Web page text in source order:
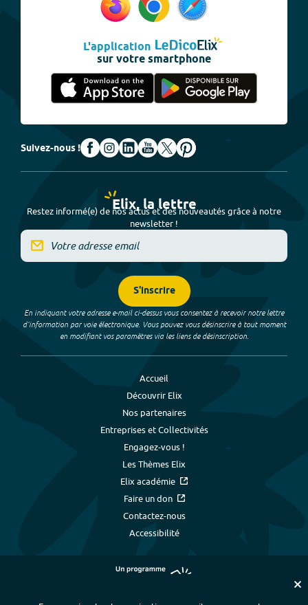
L'application
sur votre smartphone
Suivez-nous !
Elix, la lettre
Restez informé(e) de nos actus et des nouveautés grâce à notre
newsletter !
S'inscrire
En indiquant votre adresse e-mail ci-dessus vous consentez à recevoir notre lettre
d’information par voie électronique. Vous pouvez vous désinscrire à tout moment
en modifiant vos paramètres via les liens de désinscription.
Accueil
Découvrir Elix
Nos partenaires
Entreprises et Collectivités
Engagez-vous !
Les Thèmes Elix
Elix académie
Faire un don
Contactez-nous
Accessibilité